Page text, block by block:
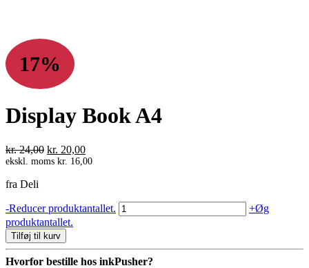
17%
Display Book A4
kr.24,00 Den
oprindelige
kr. 20,00Den
aktuelle
ekskl. moms kr. 16,00
fra Deli
-Reducer produktantallet. Display
Book
+Øg
produktantallet.
Tilføj til kurv
Hvorfor bestille hos inkPusher?